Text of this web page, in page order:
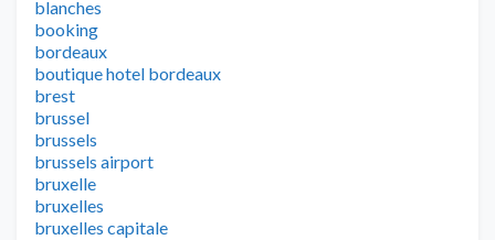
blanches
booking
bordeaux
boutique hotel bordeaux
brest
brussel
brussels
brussels airport
bruxelle
bruxelles
bruxelles capitale